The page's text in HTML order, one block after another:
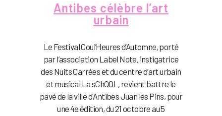
Antibes célèbre l’art
urbain
Le Festival Coul’Heures d’Automne, porté
par l’association Label Note, instigatrice
des Nuits Carrées et du centre d’art urbain
et musical La sChOOL, revient battre le
pavé de la ville d'Antibes Juan les Pins, pour
une 4e édition, du 21 octobre au 5